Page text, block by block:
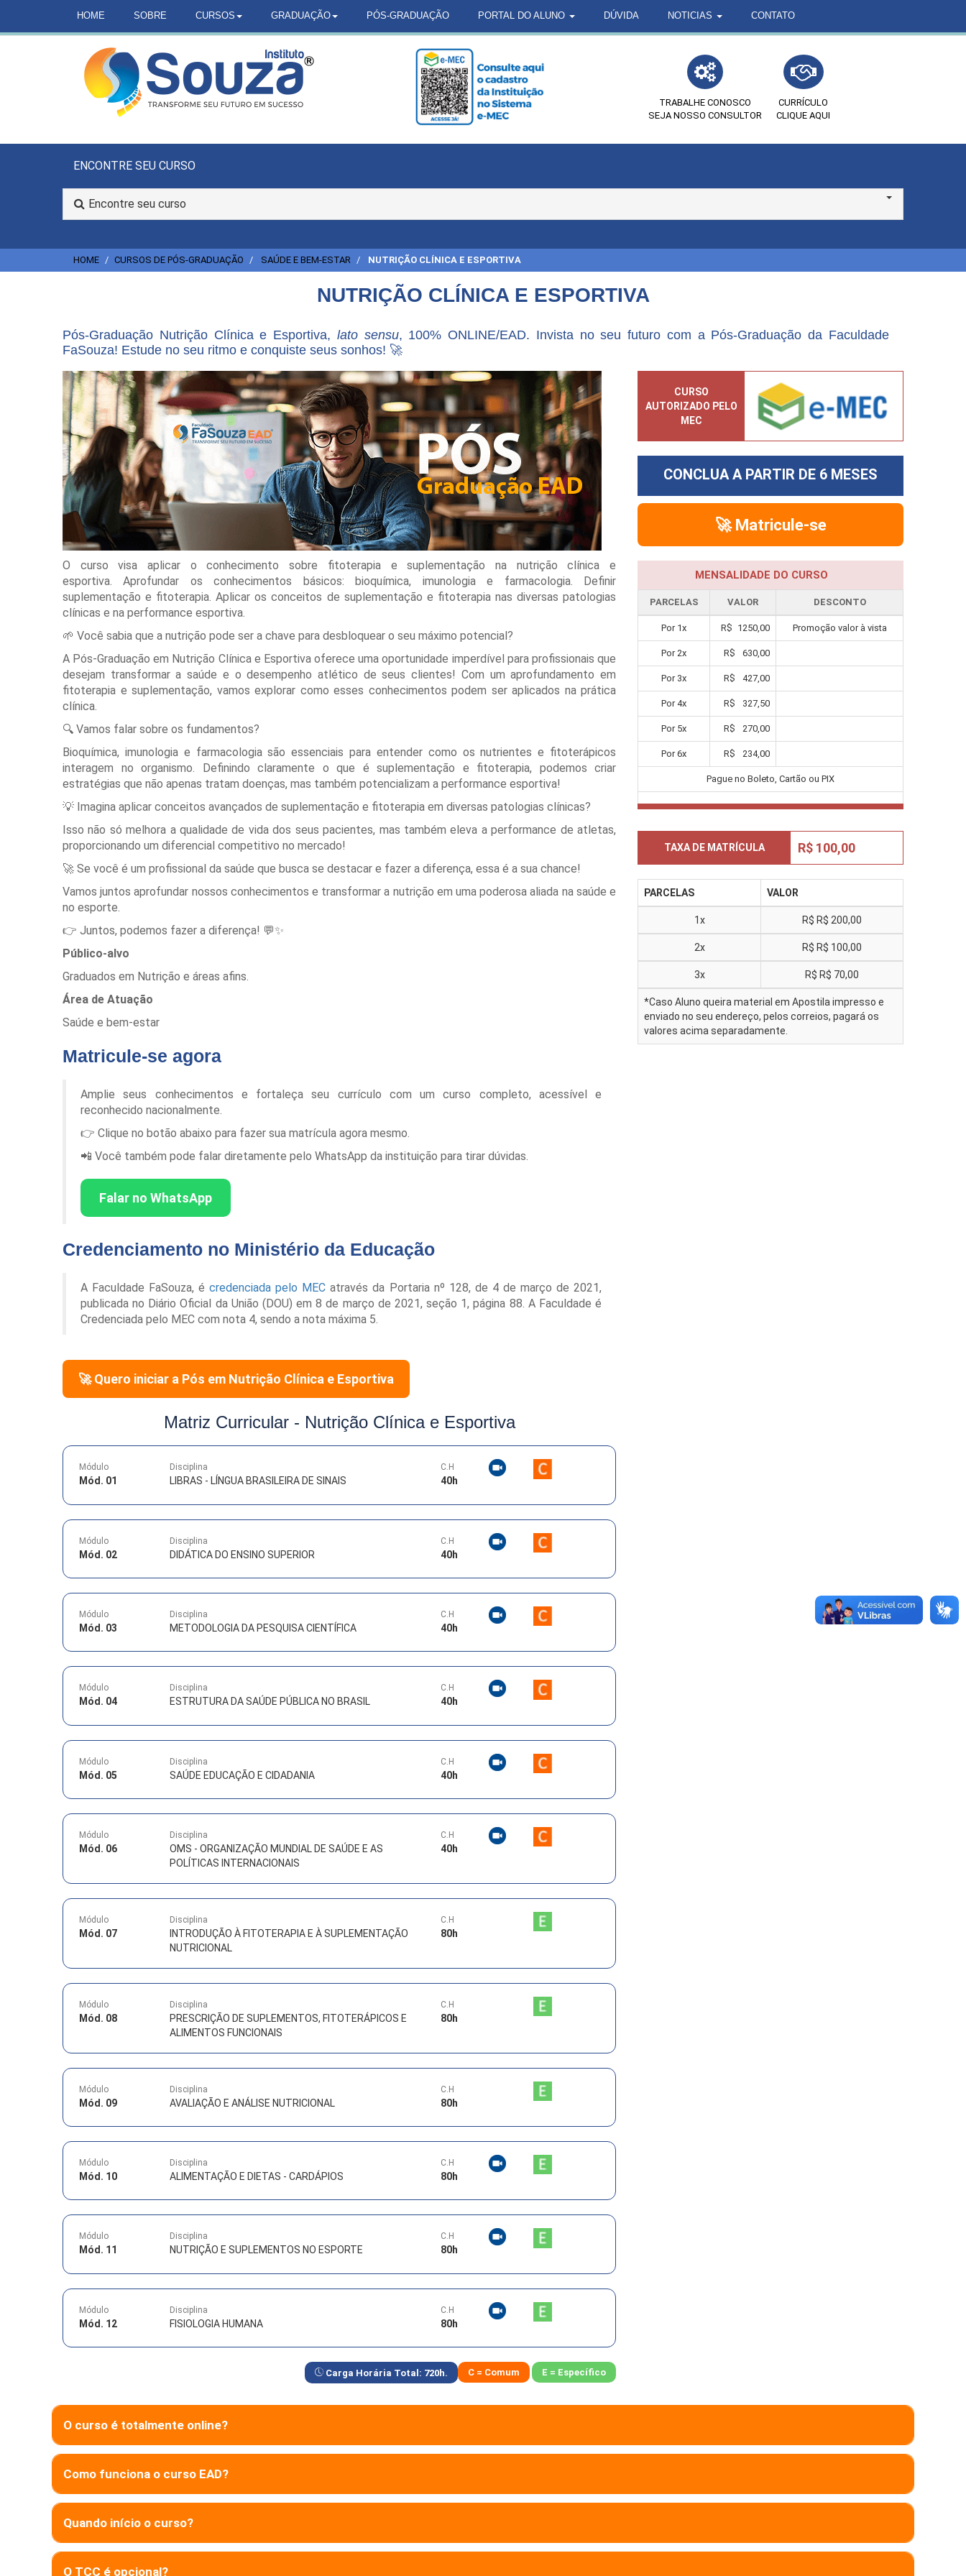
HOME SOBRE CURSOS GRADUAÇÃO PÓS-GRADUAÇÃO PORTAL DO ALUNO DÚVIDA NOTICIAS CONTATO
TRABALHE CONOSCO
SEJA NOSSO CONSULTOR
CURRÍCULO
CLIQUE AQUI
ENCONTRE SEU CURSO
Encontre seu curso
HOME CURSOS DE PÓS-GRADUAÇÃO SAÚDE E BEM-ESTAR NUTRIÇÃO CLÍNICA E ESPORTIVA
NUTRIÇÃO CLÍNICA E ESPORTIVA
Pós-Graduação Nutrição Clínica e Esportiva, lato sensu, 100% ONLINE/EAD. Invista no seu futuro com a Pós-Graduação da Faculdade
FaSouza! Estude no seu ritmo e conquiste seus sonhos! 🚀
O curso visa aplicar o conhecimento sobre fitoterapia e suplementação na nutrição clínica e
esportiva. Aprofundar os conhecimentos básicos: bioquímica, imunologia e farmacologia. Definir
suplementação e fitoterapia. Aplicar os conceitos de suplementação e fitoterapia nas diversas patologias
clínicas e na performance esportiva.
🌱 Você sabia que a nutrição pode ser a chave para desbloquear o seu máximo potencial?
A Pós-Graduação em Nutrição Clínica e Esportiva oferece uma oportunidade imperdível para profissionais que
desejam transformar a saúde e o desempenho atlético de seus clientes! Com um aprofundamento em
fitoterapia e suplementação, vamos explorar como esses conhecimentos podem ser aplicados na prática
clínica.
🔍 Vamos falar sobre os fundamentos?
Bioquímica, imunologia e farmacologia são essenciais para entender como os nutrientes e fitoterápicos
interagem no organismo. Definindo claramente o que é suplementação e fitoterapia, podemos criar
estratégias que não apenas tratam doenças, mas também potencializam a performance esportiva!
💡 Imagina aplicar conceitos avançados de suplementação e fitoterapia em diversas patologias clínicas?
Isso não só melhora a qualidade de vida dos seus pacientes, mas também eleva a performance de atletas,
proporcionando um diferencial competitivo no mercado!
🚀 Se você é um profissional da saúde que busca se destacar e fazer a diferença, essa é a sua chance!
Vamos juntos aprofundar nossos conhecimentos e transformar a nutrição em uma poderosa aliada na saúde e
no esporte.
👉 Juntos, podemos fazer a diferença! 💬✨
Público-alvo
Graduados em Nutrição e áreas afins.
Área de Atuação
Saúde e bem-estar
Matricule-se agora
Amplie seus conhecimentos e fortaleça seu currículo com um curso completo, acessível e
reconhecido nacionalmente.
👉 Clique no botão abaixo para fazer sua matrícula agora mesmo.
📲 Você também pode falar diretamente pelo WhatsApp da instituição para tirar dúvidas.
Falar no WhatsApp
Credenciamento no Ministério da Educação
A Faculdade FaSouza, écredenciada pelo MEC através da Portaria nº 128, de 4 de março de 2021,
publicada no Diário Oficial da União (DOU) em 8 de março de 2021, seção 1, página 88. A Faculdade é
Credenciada pelo MEC com nota 4, sendo a nota máxima 5.
🚀 Quero iniciar a Pós em Nutrição Clínica e Esportiva
Matriz Curricular - Nutrição Clínica e Esportiva
Módulo
Mód. 01
Disciplina
LIBRAS - LÍNGUA BRASILEIRA DE SINAIS
C.H
40h
Módulo
Mód. 02
Disciplina
DIDÁTICA DO ENSINO SUPERIOR
C.H
40h
Módulo
Mód. 03
Disciplina
METODOLOGIA DA PESQUISA CIENTÍFICA
C.H
40h
Módulo
Mód. 04
Disciplina
ESTRUTURA DA SAÚDE PÚBLICA NO BRASIL
C.H
40h
Módulo
Mód. 05
Disciplina
SAÚDE EDUCAÇÃO E CIDADANIA
C.H
40h
Módulo
Mód. 06
Disciplina
OMS - ORGANIZAÇÃO MUNDIAL DE SAÚDE E AS
POLÍTICAS INTERNACIONAIS
C.H
40h
Módulo
Mód. 07
Disciplina
INTRODUÇÃO À FITOTERAPIA E À SUPLEMENTAÇÃO
NUTRICIONAL
C.H
80h
Módulo
Mód. 08
Disciplina
PRESCRIÇÃO DE SUPLEMENTOS, FITOTERÁPICOS E
ALIMENTOS FUNCIONAIS
C.H
80h
Módulo
Mód. 09
Disciplina
AVALIAÇÃO E ANÁLISE NUTRICIONAL
C.H
80h
Módulo
Mód. 10
Disciplina
ALIMENTAÇÃO E DIETAS - CARDÁPIOS
C.H
80h
Módulo
Mód. 11
Disciplina
NUTRIÇÃO E SUPLEMENTOS NO ESPORTE
C.H
80h
Módulo
Mód. 12
Disciplina
FISIOLOGIA HUMANA
C.H
80h
Carga Horária Total: 720h. C = Comum E = Específico
CURSO
AUTORIZADO PELO
MEC
CONCLUA A PARTIR DE 6 MESES
🚀 Matricule-se
MENSALIDADE DO CURSO
PARCELAS VALOR DESCONTO
Por 1x R$ 1250,00 Promoção valor à vista
Por2x R$ 630,00
Por 3x R$ 427,00
Por4x R$ 327,50
Por 5x R$ 270,00
Por6x R$ 234,00
Pague no Boleto, Cartão ou PIX
TAXA DE MATRÍCULA R$ 100,00
PARCELAS VALOR
1x R$ R$ 200,00
2x R$ R$ 100,00
3x R$ R$ 70,00
*Caso Aluno queira material em Apostila impresso e
enviado no seu endereço, pelos correios, pagará os
valores acima separadamente.
O curso é totalmente online?
Como funciona o curso EAD?
Quando início o curso?
O TCC é opcional?